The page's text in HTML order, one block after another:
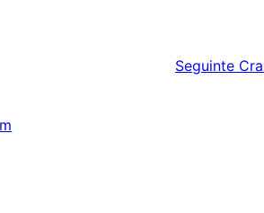
Seguinte